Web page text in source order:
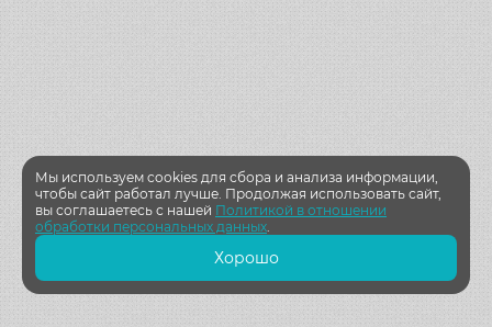
Мы используем cookies для сбора и анализа информации,
чтобы сайт работал лучше. Продолжая использовать сайт,
вы соглашаетесь с нашей Политикой в отношении
обработки персональных данных.
Хорошо